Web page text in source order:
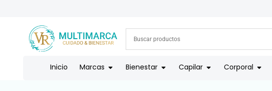
ENVÍOS A TODO EL PAÍS | RECIBIMOS TODOS LOS MEDIOS DE PAGO
Inicio Marcas Bienestar Capilar Corporal